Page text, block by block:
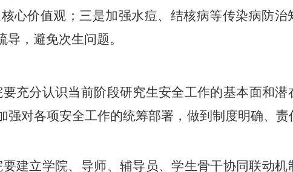
心价值观；三是加强水痘、结核病等传染病防治
，避免次生问题。
充分认识当前阶段研究生安全工作的基本面和潜
对各项安全工作的统筹部署，做到制度明确、责
要建立学院、导师、辅导员、学生骨干协同联动机